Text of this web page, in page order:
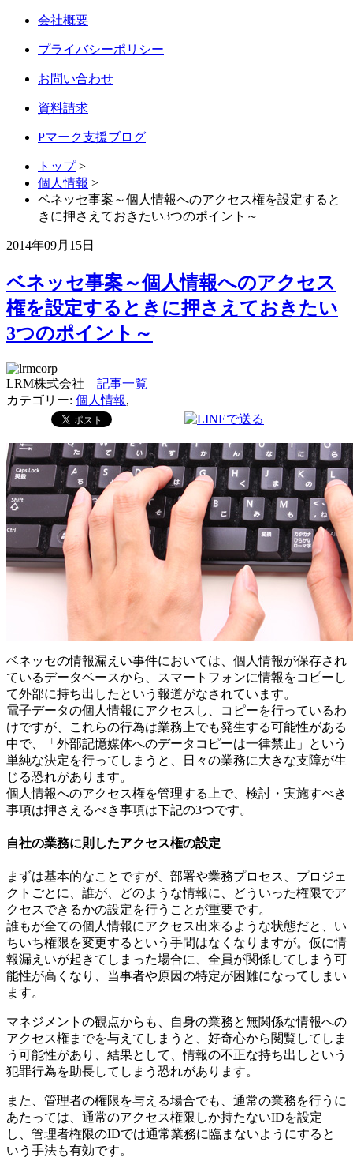
会社概要
プライバシーポリシー
お問い合わせ
資料請求
Pマーク支援ブログ
トップ>
個人情報 >
ベネッセ事案～個人情報へのアクセス権を設定すると
きに押さえておきたい3つのポイント～
2014年09月15日
ベネッセ事案～個人情報へのアクセス
権を設定するときに押さえておきたい
3つのポイント～
LRM株式会社 記事一覧
カテゴリー: 個人情報,
ベネッセの情報漏えい事件においては、個人情報が保存され
ているデータベースから、スマートフォンに情報をコピーし
て外部に持ち出したという報道がなされています。
電子データの個人情報にアクセスし、コピーを行っているわ
けですが、これらの行為は業務上でも発生する可能性がある
中で、「外部記憶媒体へのデータコピーは一律禁止」という
単純な決定を行ってしまうと、日々の業務に大きな支障が生
じる恐れがあります。
個人情報へのアクセス権を管理する上で、検討・実施すべき
事項は押さえるべき事項は下記の3つです。
自社の業務に則したアクセス権の設定
まずは基本的なことですが、部署や業務プロセス、プロジェ
クトごとに、誰が、どのような情報に、どういった権限でア
クセスできるかの設定を行うことが重要です。
誰もが全ての個人情報にアクセス出来るような状態だと、い
ちいち権限を変更するという手間はなくなりますが。仮に情
報漏えいが起きてしまった場合に、全員が関係してしまう可
能性が高くなり、当事者や原因の特定が困難になってしまい
ます。
マネジメントの観点からも、自身の業務と無関係な情報への
アクセス権までを与えてしまうと、好奇心から閲覧してしま
う可能性があり、結果として、情報の不正な持ち出しという
犯罪行為を助長してしまう恐れがあります。
また、管理者の権限を与える場合でも、通常の業務を行うに
あたっては、通常のアクセス権限しか持たないIDを設定
し、管理者権限のIDでは通常業務に臨まないようにすると
いう手法も有効です。